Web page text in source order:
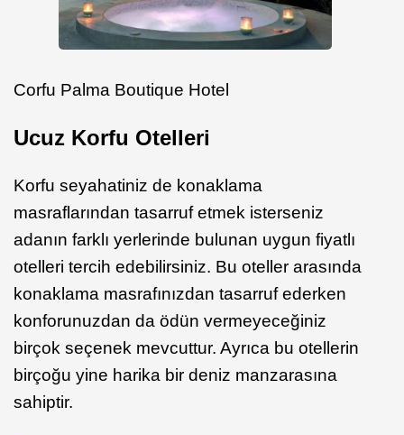
Corfu Palma Boutique Hotel
Ucuz Korfu Otelleri
Korfu seyahatiniz de konaklama
masraflarından tasarruf etmek isterseniz
adanın farklı yerlerinde bulunan uygun fiyatlı
otelleri tercih edebilirsiniz. Bu oteller arasında
konaklama masrafınızdan tasarruf ederken
konforunuzdan da ödün vermeyeceğiniz
birçok seçenek mevcuttur. Ayrıca bu otellerin
birçoğu yine harika bir deniz manzarasına
sahiptir.